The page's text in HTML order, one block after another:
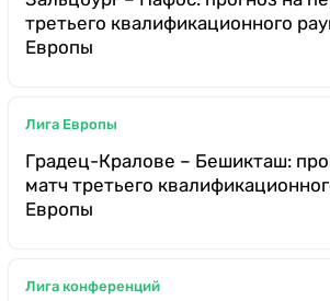
третьего квалификационного
Европы
Лига Европы
Градец-Кралове – Бешикташ:
матч третьего
Европы
Лига конференций